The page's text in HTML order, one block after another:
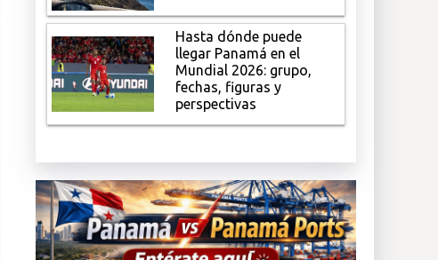
Hasta dónde puede
llegar Panamá en el
Mundial 2026: grupo,
fechas, figuras y
perspectivas